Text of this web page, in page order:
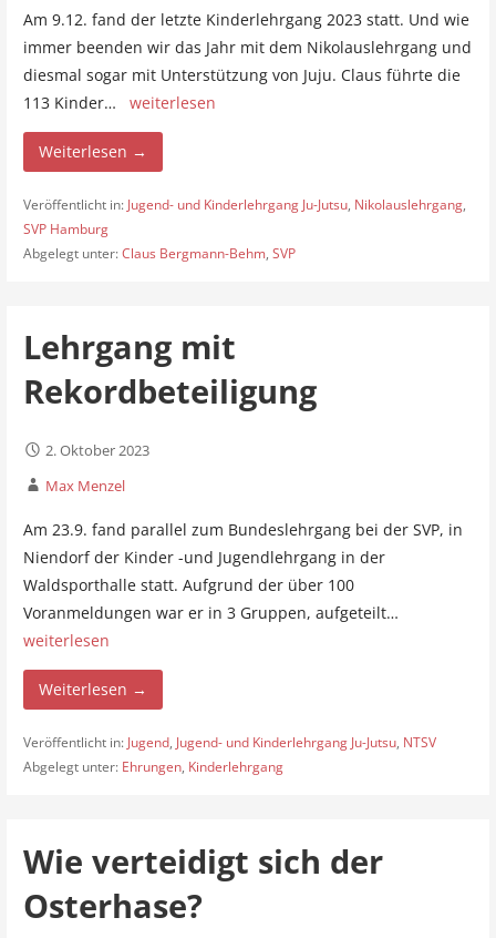
Am 9.12. fand der letzte Kinderlehrgang 2023 statt. Und wie
immer beenden wir das Jahr mit dem Nikolauslehrgang und
diesmal sogar mit Unterstützung von Juju. Claus führte die
113 Kinder… weiterlesen
Weiterlesen →
Veröffentlicht in: Jugend- und Kinderlehrgang Ju-Jutsu, Nikolauslehrgang,
SVP Hamburg
Abgelegt unter:Claus Bergmann-Behm, SVP
Lehrgang mit
Rekordbeteiligung
2. Oktober 2023
Max Menzel
Am 23.9. fand parallel zum Bundeslehrgang bei der SVP, in
Niendorf der Kinder -und Jugendlehrgang in der
Waldsporthalle statt. Aufgrund der über 100
Voranmeldungen war er in 3 Gruppen, aufgeteilt…
weiterlesen
Weiterlesen →
Veröffentlicht in: Jugend, Jugend- und Kinderlehrgang Ju-Jutsu, NTSV
Abgelegt unter: Ehrungen, Kinderlehrgang
Wie verteidigt sich der
Osterhase?